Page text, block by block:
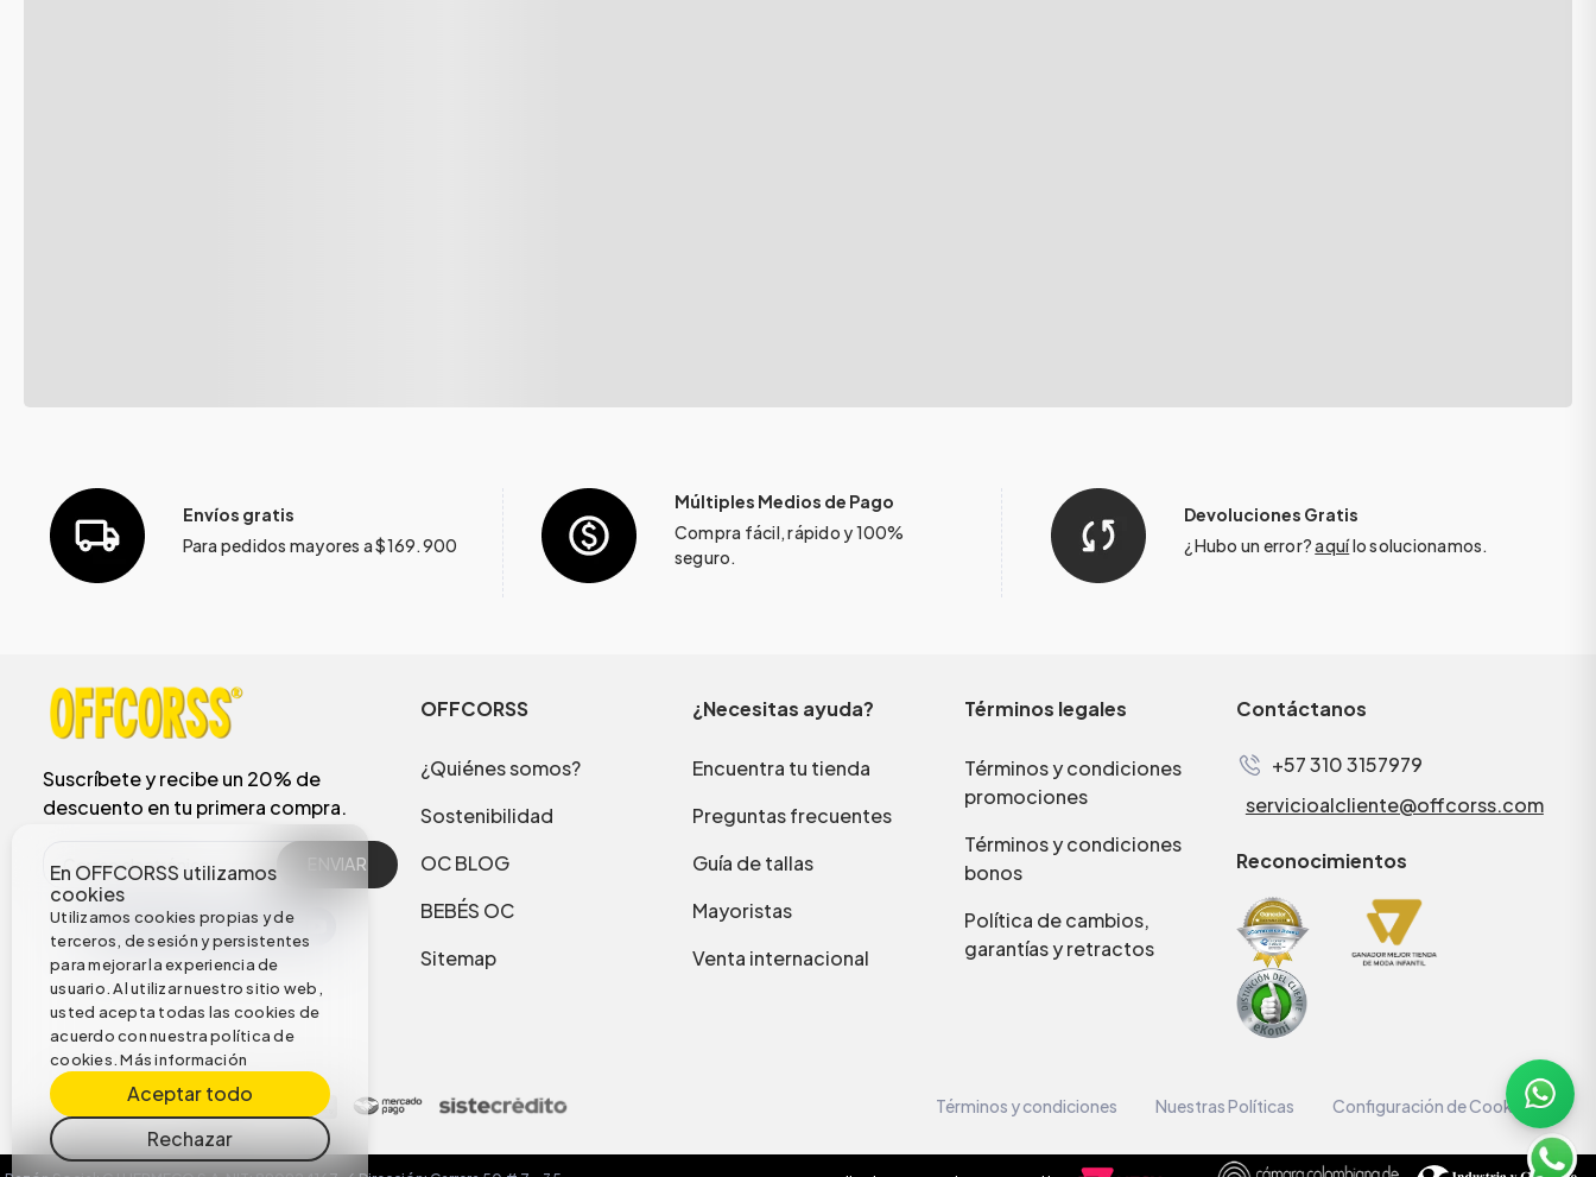
En OFFCORSS utilizamos
cookies
Utilizamos cookies propias y de
terceros, de sesión y persistentes
para mejorar la experiencia de
usuario. Al utilizar nuestro sitio web,
usted acepta todas las cookies de
acuerdo con nuestra política de
cookies.Más información
Aceptar todo
Rechazar
Envíos gratis
Para pedidos mayores a $169.900
Múltiples Medios de Pago
Compra fácil, rápido y 100%
seguro.
Devoluciones Gratis
¿Hubo un error?aquílo solucionamos.
Suscríbete y recibe un 20% de
descuento en tu primera compra.
ENVIAR
OFFCORSS
¿Quiénes somos?
Sostenibilidad
OC BLOG
BEBÉS OC
Sitemap
¿Necesitas ayuda?
Encuentra tu tienda
Preguntas frecuentes
Guía de tallas
Mayoristas
Venta internacional
Términos legales
Términos y condiciones
promociones
Términos y condiciones
bonos
Política de cambios,
garantías y retractos
Contáctanos
+57 310 3157979
servicioalcliente@offcorss.com
Reconocimientos
Términos y condiciones Nuestras Políticas Configuración de Cookies